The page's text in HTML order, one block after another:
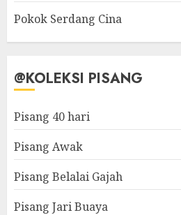
Pokok Serdang Cina
@KOLEKSI PISANG
Pisang 40 hari
Pisang Awak
Pisang Belalai Gajah
Pisang Jari Buaya